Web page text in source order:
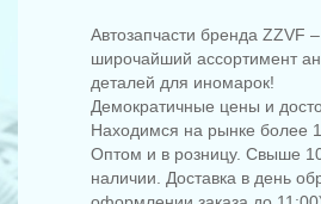
Автозапчасти бренда ZZVF
широчайший ассортимент
деталей для иномарок!
Демократичные цены и
Находимся на рынке более
Оптом и в розницу. Свыше
наличии. Доставка в день